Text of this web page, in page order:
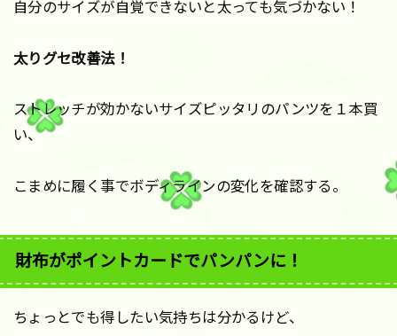
自分のサイズが自覚できないと太っても気づかない！
太りグセ改善法！
ストレッチが効かないサイズピッタリのパンツを１本買
い、
こまめに履く事でボディラインの変化を確認する。
財布がポイントカードでパンパンに！
ちょっとでも得したい気持ちは分かるけど、